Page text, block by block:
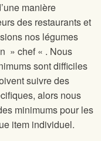
manière
des restaurants et
nos légumes
» chef « . Nous
sont difficiles
suivre des
alors nous
minimums pour les
item individuel.